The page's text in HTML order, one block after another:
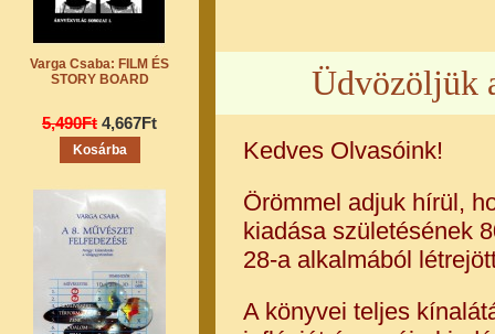
Varga Csaba: FILM ÉS
STORY BOARD
5,490Ft 4,667Ft
Üdvözöljük
Kedves Olvasóink!
Örömmel adjuk hírül,
kiadása születésének
28-a alkalmából
A könyvei teljes